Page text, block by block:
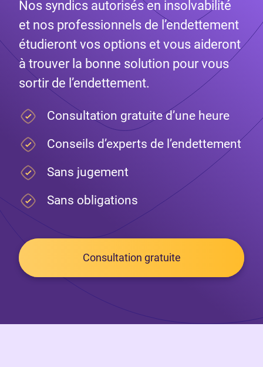
Nos syndics autorisés en insolvabilité
et nos professionnels de l’endettement
étudieront vos options et vous aideront
à trouver la bonne solution pour vous
sortir de l’endettement.
Consultation gratuite d’une heure
Conseils d’experts de l’endettement
Sans jugement
Sans obligations
Consultation gratuite